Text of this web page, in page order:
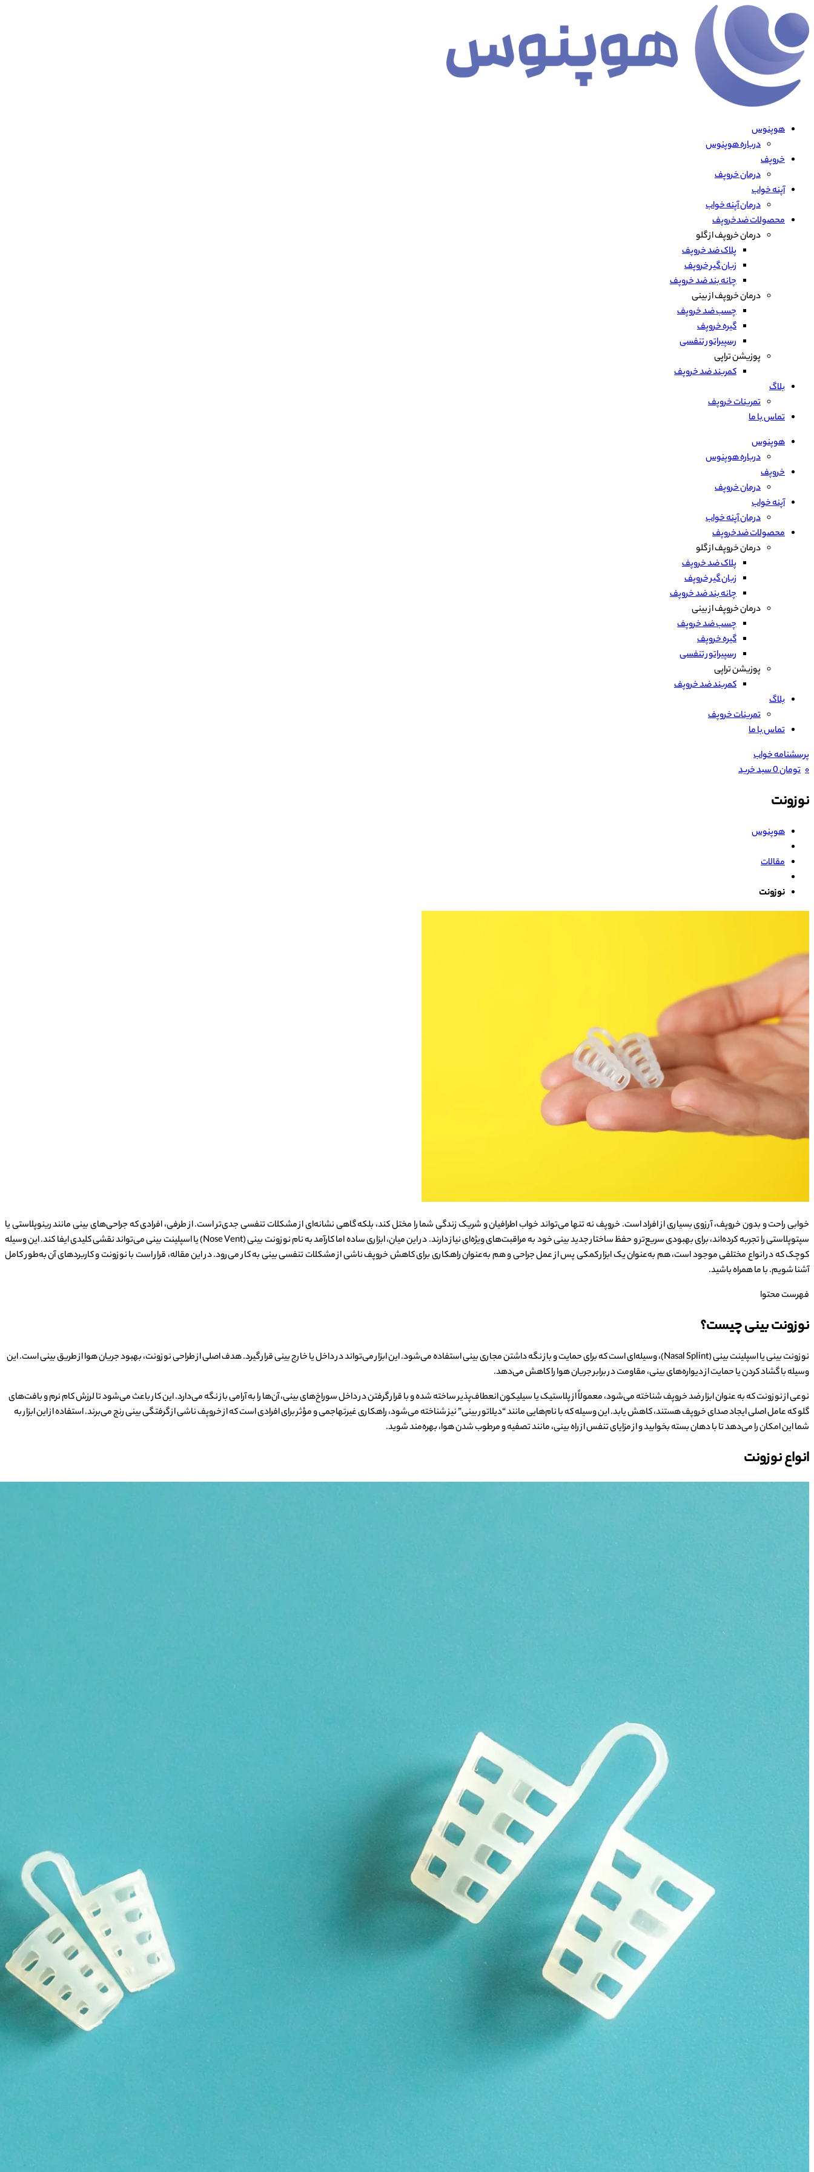
هوپنوس
درباره هوپنوس
خروپف
درمان خروپف
آپنه خواب
درمان آپنه خواب
محصولات ضدخروپف
درمان خروپف از گلو
پلاک ضد خروپف
زبان گیر خروپف
چانه بند ضد خروپف
درمان خروپف از بینی
چسب ضد خروپف
گیره خروپف
رسپیراتور تنفسی
پوزیشن تراپی
کمربند ضد خروپف
بلاگ
تمرینات خروپف
تماس با ما
هوپنوس
درباره هوپنوس
خروپف
درمان خروپف
آپنه خواب
درمان آپنه خواب
محصولات ضدخروپف
درمان خروپف از گلو
پلاک ضد خروپف
زبان گیر خروپف
چانه بند ضد خروپف
درمان خروپف از بینی
چسب ضد خروپف
گیره خروپف
رسپیراتور تنفسی
پوزیشن تراپی
کمربند ضد خروپف
بلاگ
تمرینات خروپف
تماس با ما
پرسشنامه خواب
۰ تومان0سبد خرید
نوزونت
هوپنوس
مقالات
نوزونت
خوابی راحت و بدون خروپف، آرزوی بسیاری از افراد است. خروپف نه تنها می‌تواند خواب اطرافیان و شریک زندگی شما را مختل کند، بلکه گاهی نشانه‌ای از مشکلات تنفسی جدی‌تر است. از طرفی، افرادی که جراحی‌های بینی مانند رینوپلاستی یا
سپتوپلاستی را تجربه کرده‌اند، برای بهبودی سریع‌تر و حفظ ساختار جدید بینی خود به مراقبت‌های ویژه‌ای نیاز دارند. در این میان، ابزاری ساده اما کارآمد به نام نوزونت بینی (Nose Vent) یا اسپلینت بینی می‌تواند نقشی کلیدی ایفا کند. این وسیله
کوچک که در انواع مختلفی موجود است، هم به‌عنوان یک ابزار کمکی پس از عمل جراحی و هم به‌عنوان راهکاری برای کاهش خروپف ناشی از مشکلات تنفسی بینی به کار می‌رود. در این مقاله، قرار است با نوزونت و کاربردهای آن به‌طور کامل
آشنا شویم. با ما همراه باشید.
فهرست محتوا
نوزونت بینی چیست؟
نوزونت بینی یا اسپلینت بینی (Nasal Splint)، وسیله‌ای است که برای حمایت و باز نگه داشتن مجاری بینی استفاده می‌شود. این ابزار می‌تواند در داخل یا خارج بینی قرار گیرد. هدف اصلی از طراحی نوزونت، بهبود جریان هوا از طریق بینی است. این
وسیله با گشاد کردن یا حمایت از دیواره‌های بینی، مقاومت در برابر جریان هوا را کاهش می‌دهد.
نوعی از نوزونت که به عنوان ابزار ضد خروپف شناخته می‌شود، معمولاً از پلاستیک یا سیلیکون انعطاف‌پذیر ساخته شده و با قرار گرفتن در داخل سوراخ‌های بینی، آن‌ها را به آرامی باز نگه می‌دارد. این کار باعث می‌شود تا لرزش کام نرم و بافت‌های
گلو که عامل اصلی ایجاد صدای خروپف هستند، کاهش یابد. این وسیله که با نام‌هایی مانند “دیلاتور بینی” نیز شناخته می‌شود، راهکاری غیرتهاجمی و مؤثر برای افرادی است که از خروپف ناشی از گرفتگی بینی رنج می‌برند. استفاده از این ابزار به
شما این امکان را می‌دهد تا با دهان بسته بخوابید و از مزایای تنفس از راه بینی، مانند تصفیه و مرطوب شدن هوا، بهره‌مند شوید.
انواع نوزونت